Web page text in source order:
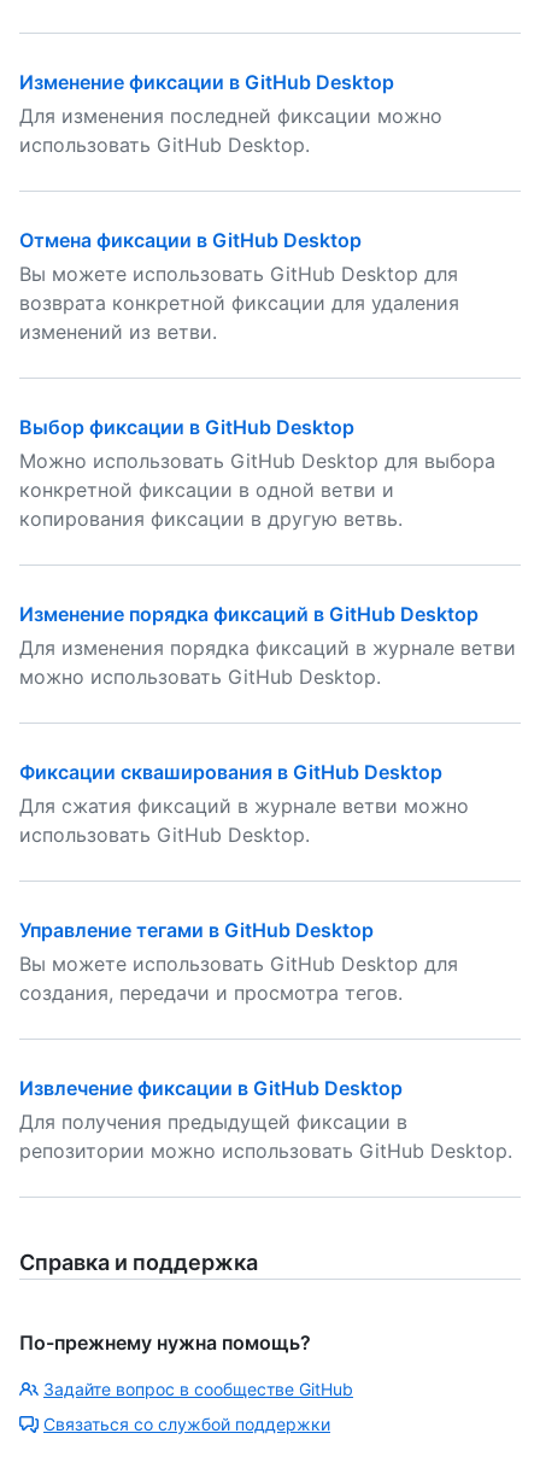
Изменение фиксации в GitHub Desktop
Для изменения последней фиксации можно
использовать GitHub Desktop.
Отмена фиксации в GitHub Desktop
Вы можете использовать GitHub Desktop для
возврата конкретной фиксации для удаления
изменений из ветви.
Выбор фиксации в GitHub Desktop
Можно использовать GitHub Desktop для выбора
конкретной фиксации в одной ветви и
копирования фиксации в другую ветвь.
Изменение порядка фиксаций в GitHub Desktop
Для изменения порядка фиксаций в журнале ветви
можно использовать GitHub Desktop.
Фиксации скваширования в GitHub Desktop
Для сжатия фиксаций в журнале ветви можно
использовать GitHub Desktop.
Управление тегами в GitHub Desktop
Вы можете использовать GitHub Desktop для
создания, передачи и просмотра тегов.
Извлечение фиксации в GitHub Desktop
Для получения предыдущей фиксации в
репозитории можно использовать GitHub Desktop.
Справка и поддержка
По-прежнему нужна помощь?
Задайте вопрос в сообществе GitHub
Связаться со службой поддержки